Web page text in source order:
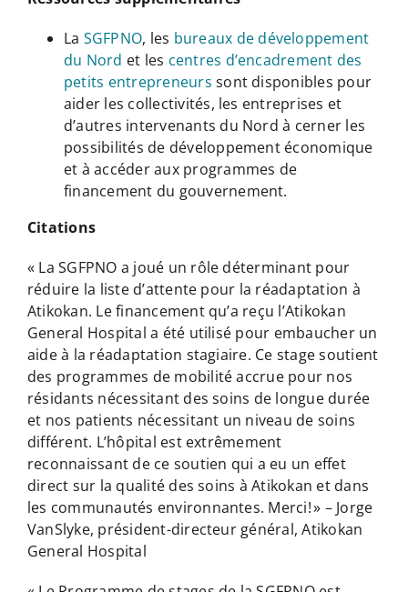
La SGFPNO, les bureaux de développement
du Nord et les centres d’encadrement des
petits entrepreneurs sont disponibles pour
aider les collectivités, les entreprises et
d’autres intervenants du Nord à cerner les
possibilités de développement économique
et à accéder aux programmes de
financement du gouvernement.
Citations
« La SGFPNO a joué un rôle déterminant pour
réduire la liste d’attente pour la réadaptation à
Atikokan. Le financement qu’a reçu l’Atikokan
General Hospital a été utilisé pour embaucher un
aide à la réadaptation stagiaire. Ce stage soutient
des programmes de mobilité accrue pour nos
résidants nécessitant des soins de longue durée
et nos patients nécessitant un niveau de soins
différent. L’hôpital est extrêmement
reconnaissant de ce soutien qui a eu un effet
direct sur la qualité des soins à Atikokan et dans
les communautés environnantes. Merci! » – Jorge
VanSlyke, président-directeur général, Atikokan
General Hospital